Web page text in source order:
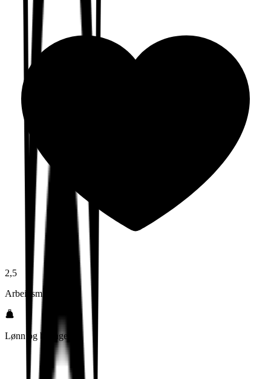
2,5
Arbeidsmiljø
Lønn og betingelser